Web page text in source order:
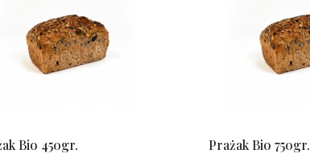
Bio 450gr. Prażak Bio 750gr.